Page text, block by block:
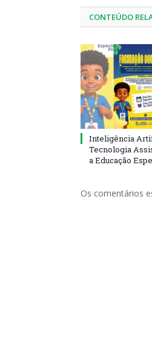
CONTEÚDO
Inteligência
Tecnologia
a Educação
Os comentários